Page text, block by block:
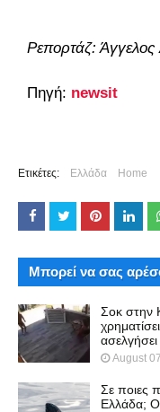
Ρεπορτάζ: Άγγελος
Πηγή: newsit
Ετικέτες: Ελλάδα Home
Μπορεί να σας
Σοκ στην
August
Σε ποιες
Ελλάδα; Ο